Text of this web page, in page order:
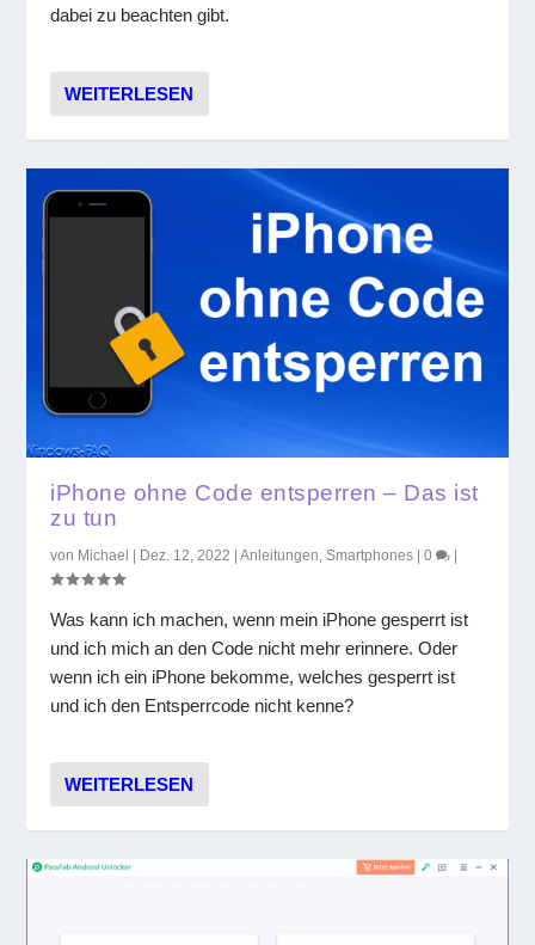
dabei zu beachten gibt.
WEITERLESEN
iPhone ohne Code entsperren – Das ist
zu tun
von Michael | Dez. 12, 2022 |Anleitungen,Smartphones |0 |
Was kann ich machen, wenn mein iPhone gesperrt ist
und ich mich an den Code nicht mehr erinnere. Oder
wenn ich ein iPhone bekomme, welches gesperrt ist
und ich den Entsperrcode nicht kenne?
WEITERLESEN